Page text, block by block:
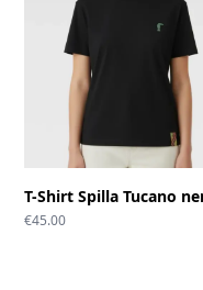
T-Shirt Spilla Tucano
€45.00